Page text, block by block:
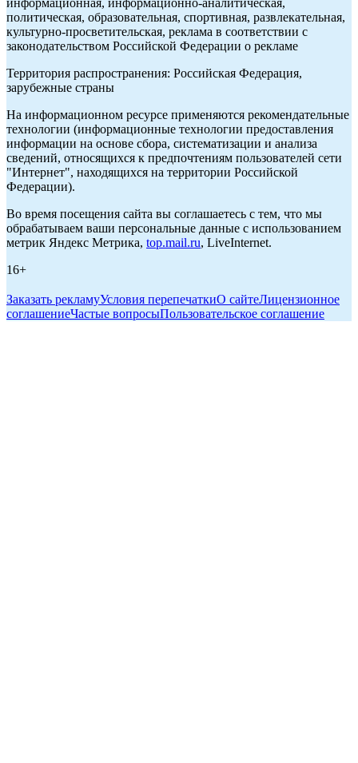
информационная, информационно-аналитическая,
политическая, образовательная, спортивная, развлекательная,
культурно-просветительская, реклама в соответствии с
законодательством Российской Федерации о рекламе
Территория распространения: Российская Федерация,
зарубежные страны
На информационном ресурсе применяются рекомендательные
технологии (информационные технологии предоставления
информации на основе сбора, систематизации и анализа
сведений, относящихся к предпочтениям пользователей сети
"Интернет", находящихся на территории Российской
Федерации).
Во время посещения сайта вы соглашаетесь с тем, что мы
обрабатываем ваши персональные данные с использованием
метрик Яндекс Метрика, top.mail.ru, LiveInternet.
16+
Заказать рекламуУсловия перепечаткиО сайтеЛицензионное
соглашениеЧастые вопросыПользовательское соглашение